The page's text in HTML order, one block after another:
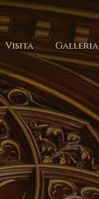
Visita Galleria